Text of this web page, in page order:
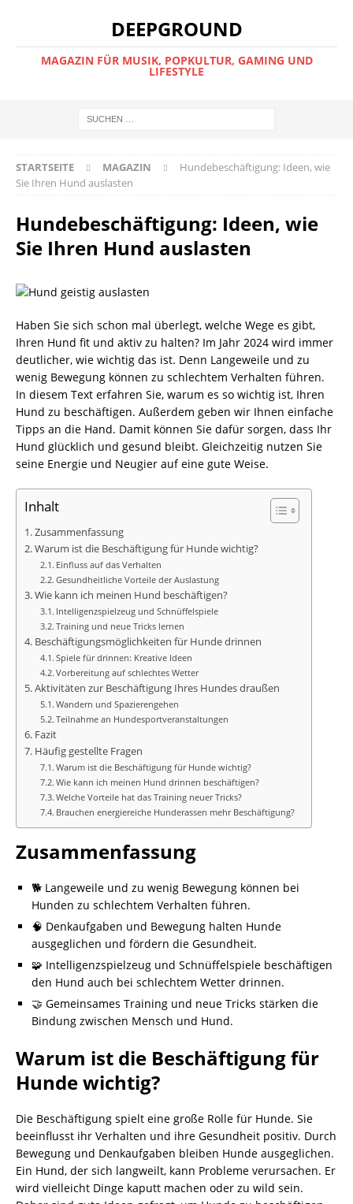
DEEPGROUND
MAGAZIN FÜR MUSIK, POPKULTUR, GAMING UND
LIFESTYLE
STARTSEITE MAGAZIN
Hundebeschäftigung: Ideen, wie
Sie Ihren Hund auslasten
Hundebeschäftigung: Ideen, wie
Sie Ihren Hund auslasten
Haben Sie sich schon mal überlegt, welche Wege es gibt,
Ihren Hund fit und aktiv zu halten? Im Jahr 2024 wird immer
deutlicher, wie wichtig das ist. Denn Langeweile und zu
wenig Bewegung können zu schlechtem Verhalten führen.
In diesem Text erfahren Sie, warum es so wichtig ist, Ihren
Hund zu beschäftigen. Außerdem geben wir Ihnen einfache
Tipps an die Hand. Damit können Sie dafür sorgen, dass Ihr
Hund glücklich und gesund bleibt. Gleichzeitig nutzen Sie
seine Energie und Neugier auf eine gute Weise.
Inhalt
Zusammenfassung
Warum ist die Beschäftigung für Hunde wichtig?
Einfluss auf das Verhalten
Gesundheitliche Vorteile der Auslastung
Wie kann ich meinen Hund beschäftigen?
Intelligenzspielzeug und Schnüffelspiele
Training und neue Tricks lernen
Beschäftigungsmöglichkeiten für Hunde drinnen
Spiele für drinnen: Kreative Ideen
Vorbereitung auf schlechtes Wetter
Aktivitäten zur Beschäftigung Ihres Hundes draußen
Wandern und Spazierengehen
Teilnahme an Hundesportveranstaltungen
Fazit
Häufig gestellte Fragen
Warum ist die Beschäftigung für Hunde wichtig?
Wie kann ich meinen Hund drinnen beschäftigen?
Welche Vorteile hat das Training neuer Tricks?
Brauchen energiereiche Hunderassen mehr Beschäftigung?
Zusammenfassung
🐕 Langeweile und zu wenig Bewegung können bei
Hunden zu schlechtem Verhalten führen.
🧠 Denkaufgaben und Bewegung halten Hunde
ausgeglichen und fördern die Gesundheit.
🧩 Intelligenzspielzeug und Schnüffelspiele beschäftigen
den Hund auch bei schlechtem Wetter drinnen.
🤝 Gemeinsames Training und neue Tricks stärken die
Bindung zwischen Mensch und Hund.
Warum ist die Beschäftigung für
Hunde wichtig?
Die Beschäftigung spielt eine große Rolle für Hunde. Sie
beeinflusst ihr Verhalten und ihre Gesundheit positiv. Durch
Bewegung und Denkaufgaben bleiben Hunde ausgeglichen.
Ein Hund, der sich langweilt, kann Probleme verursachen. Er
wird vielleicht Dinge kaputt machen oder zu wild sein.